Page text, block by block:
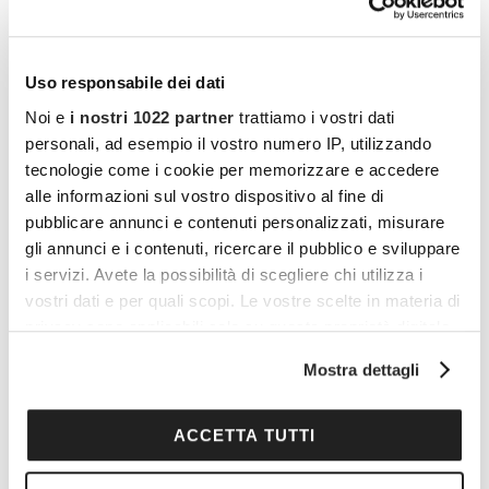
Uso responsabile dei dati
Noi e i nostri 1022 partner trattiamo i vostri dati
personali, ad esempio il vostro numero IP, utilizzando
tecnologie come i cookie per memorizzare e accedere
alle informazioni sul vostro dispositivo al fine di
pubblicare annunci e contenuti personalizzati, misurare
gli annunci e i contenuti, ricercare il pubblico e sviluppare
i servizi. Avete la possibilità di scegliere chi utilizza i
vostri dati e per quali scopi. Le vostre scelte in materia di
privacy sono applicabili solo su questa proprietà digitale
modificare o revocare il proprio consenso in qualsiasi
momento dalla Dichiarazione sui cookie o facendo clic
sull'icona di attivazione della privacy.
Mostra dettagli
ACCETTA TUTTI
Miu Miu
Valentino Garavani
Vuoi commentare l’articolo? Iscriviti
alla community e partecipa alla
discussione.
persone appassionate, piene di interessi e
gratitudine nei confronti della vita, per offrire
loro esperienze di socialità e risorse per vivere
al meglio.